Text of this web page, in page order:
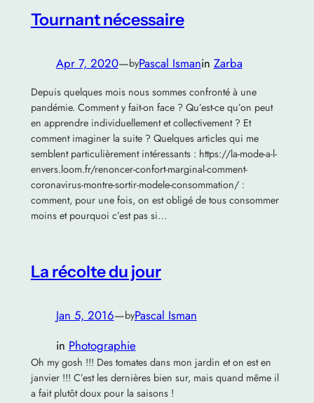
Tournant nécessaire
Apr 7, 2020—byPascal Ismanin Zarba
Depuis quelques mois nous sommes confronté à une
pandémie. Comment y fait-on face ? Qu’est-ce qu’on peut
en apprendre individuellement et collectivement ? Et
comment imaginer la suite ? Quelques articles qui me
semblent particulièrement intéressants : https://la-mode-a-l-
envers.loom.fr/renoncer-confort-marginal-comment-
coronavirus-montre-sortir-modele-consommation/ :
comment, pour une fois, on est obligé de tous consommer
moins et pourquoi c’est pas si…
La récolte du jour
Jan 5, 2016—byPascal Isman
in Photographie
Oh my gosh !!! Des tomates dans mon jardin et on est en
janvier !!! C’est les dernières bien sur, mais quand même il
a fait plutôt doux pour la saisons !